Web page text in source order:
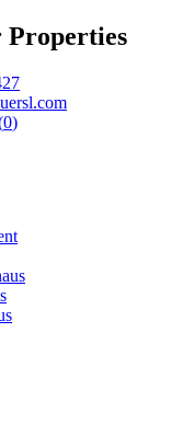
Properties
0)